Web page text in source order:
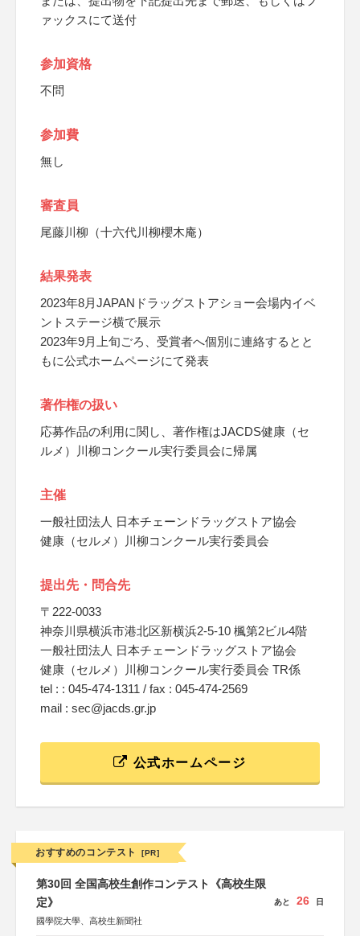
ァックスにて送付
参加資格
不問
参加費
無し
審査員
尾藤川柳（十六代川柳櫻木庵）
結果発表
2023年8月JAPANドラッグストアショー会場内イベ
ントステージ横で展示
2023年9月上旬ごろ、受賞者へ個別に連絡するとと
もに公式ホームページにて発表
著作権の扱い
応募作品の利用に関し、著作権はJACDS健康（セ
ルメ）川柳コンクール実行委員会に帰属
主催
一般社団法人 日本チェーンドラッグストア協会
健康（セルメ）川柳コンクール実行委員会
提出先・問合先
〒222-0033
神奈川県横浜市港北区新横浜2-5-10 楓第2ビル4階
一般社団法人 日本チェーンドラッグストア協会
健康（セルメ）川柳コンクール実行委員会 TR係
tel : : 045-474-1311 / fax : 045-474-2569
mail : sec@jacds.gr.jp
公式ホームページ
おすすめのコンテスト [PR]
第30回 全国高校生創作コンテスト《高校生限
定》
國學院大學、高校生新聞社
あと 26 日